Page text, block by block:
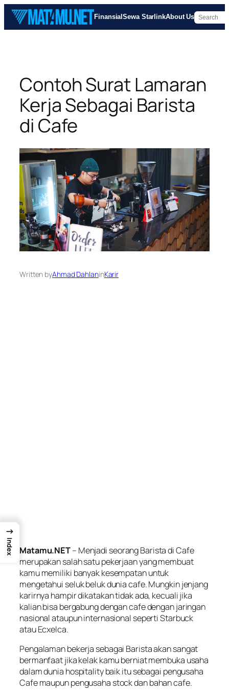
Skip
content
FinansialSewa StarlinkAbout Us
Contoh Surat Lamaran
Kerja Sebagai Barista
di Cafe
Written byAhmad DahlaninKarir
Matamu.NET– Menjadi seorang Barista di Cafe
merupakan salah satu pekerjaan yang membuat
kamu memiliki banyak kesempatan untuk
mengetahui seluk beluk dunia cafe. Mungkin jenjang
karirnya hampir dikatakan tidak ada, kecuali jika
kalian bisa bergabung dengan cafe dengan jaringan
nasional ataupun internasional seperti Starbuck
atau Ecxelca.
Pengalaman bekerja sebagai Barista akan sangat
bermanfaat jika kelak kamu berniat membuka usaha
dalam dunia hospitality baik itu sebagai pengusaha
Cafe maupun pengusaha stock dan bahan cafe.
→
Index